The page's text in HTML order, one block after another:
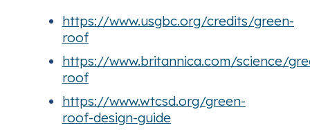
https://www.usgbc.org/credits/green-
roof
https://www.britannica.com/science/
roof
https://www.wtcsd.org/green-
roof-design-guide